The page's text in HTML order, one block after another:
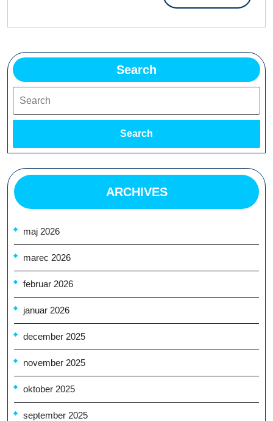
VEČ
Search
Search
ARCHIVES
maj 2026
marec 2026
februar 2026
januar 2026
december 2025
november 2025
oktober 2025
september 2025